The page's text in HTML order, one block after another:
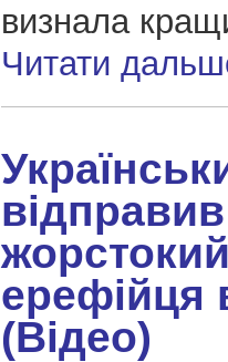
визнала
Читати
ерефійця
(Відео)